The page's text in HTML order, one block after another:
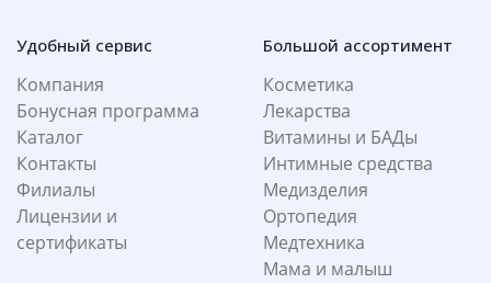
Удобный сервис
Компания
Бонусная программа
Каталог
Контакты
Филиалы
Лицензии и
сертификаты
Большой ассортимент
Косметика
Лекарства
Витамины и БАДы
Интимные средства
Медизделия
Ортопедия
Медтехника
Мама и малыш